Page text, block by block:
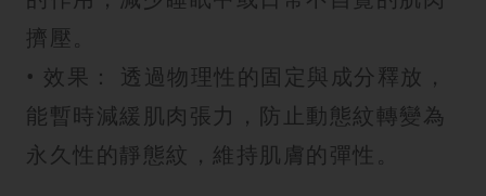
擠壓。
• 效果： 透過物理性的固定與成分釋放，
能暫時減緩肌肉張力，防止動態紋轉變為
永久性的靜態紋，維持肌膚的彈性。